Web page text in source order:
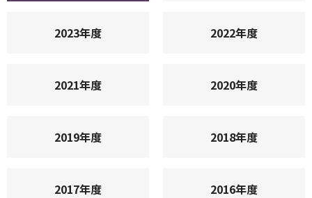
2023年度 2022年度
2021年度 2020年度
2019年度 2018年度
2017年度 2016年度